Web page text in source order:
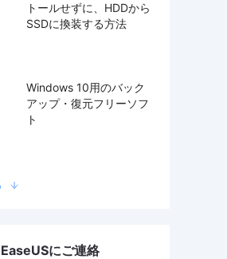
トールせずに、HDDから
SSDに換装する方法
Windows 10用のバック
アップ・復元フリーソフ
ト
EaseUSにご連絡